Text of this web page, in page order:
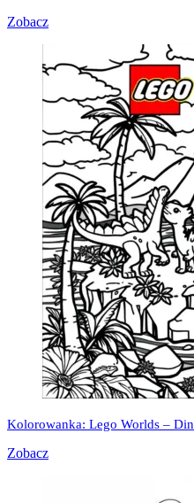
Zobacz
Kolorowanka: Lego Worlds –
Zobacz